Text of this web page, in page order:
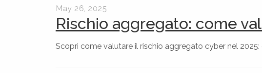
May 26, 2025
Rischio aggregato: come
Scopri come valutare il rischio aggregato cyber nel